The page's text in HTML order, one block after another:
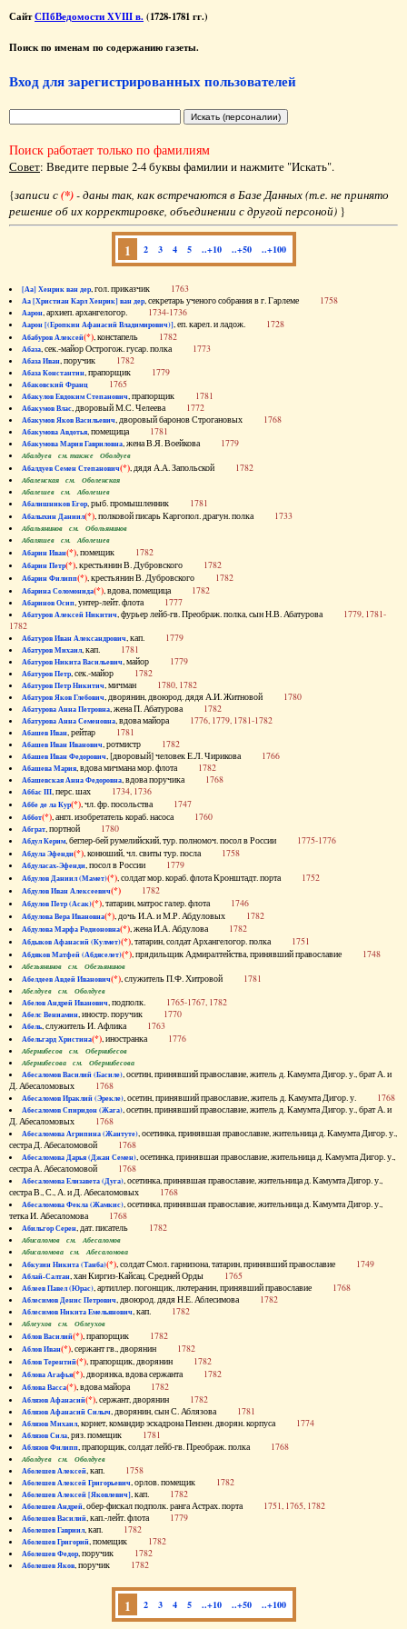
СайтСПбВедомости XVIII в. (1728-1781 гг.)
Поиск по именам по содержанию газеты.
Вход для зарегистрированных пользователей
Поиск работает только по фамилиям
Совет: Введите первые 2-4 буквы фамилии и нажмите "Искать".
{записи с(*)- даны так, как встречаются в Базе Данных (т.е. не принято
решение об их корректировке, объединении с другой персоной) }
1 2 3 4 5 ..+10 ..+50 ..+100
[Аа] Хенрик ван дер, гол. приказчик 1763
Аа [Христиан Карл Хенрик] ван дер, секретарь ученого собрания в г. Гарлеме 1758
Аарон, архиеп. архангелогор. 1734-1736
Аарон [(Еропкин Афанасий Владимирович)], еп. карел. и ладож. 1728
Абабуров Алексей(*), констапель 1782
Абаза, сек.-майор Острогож. гусар. полка 1773
Абаза Иван, поручик 1782
Абаза Константин, прапорщик 1779
Абаковский Франц 1765
Абакулов Евдоким Степанович, прапорщик 1781
Абакумов Влас, дворовый М.С. Челеева 1772
Абакумов Яков Васильевич, дворовый баронов Строгановых 1768
Абакумова Авдотья, помещица 1781
Абакумова Мария Гавриловна, жена В.Я. Воейкова 1779
Абалдуев см. также Оболдуев
Абалдуев Семен Степанович(*), дядя А.А. Запольской 1782
Абаленская см. Оболенская
Абалешев см. Аболешев
Абалишников Егор, рыб. промышленник 1781
Абалыхин Даниил(*), полковой писарь Каргопол. драгун. полка 1733
Абальянинов см. Обольянинов
Абаляшев см. Аболешев
Абарин Иван(*), помещик 1782
Абарин Петр(*), крестьянин В. Дубровского 1782
Абарин Филипп(*), крестьянин В. Дубровского 1782
Абарина Соломонида(*), вдова, помещица 1782
Абаринов Осип, унтер-лейт. флота 1777
Абатуров Алексей Никитич, фурьер лейб-гв. Преображ. полка, сын Н.В. Абатурова 1779, 1781-
1782
Абатуров Иван Александрович, кап. 1779
Абатуров Михаил, кап. 1781
Абатуров Никита Васильевич, майор 1779
Абатуров Петр, сек.-майор 1782
Абатуров Петр Никитич, мичман 1780, 1782
Абатуров Яков Глебович, дворянин, двоюрод. дядя А.И. Житновой 1780
Абатурова Анна Петровна, жена П. Абатурова 1782
Абатурова Анна Семеновна, вдова майора 1776, 1779, 1781-1782
Абашев Иван, рейтар 1781
Абашев Иван Иванович, ротмистр 1782
Абашев Иван Федорович, [дворовый] человек Е.Л. Чирикова 1766
Абашева Мария, вдова мичмана мор. флота 1782
Абашевская Анна Федоровна, вдова поручика 1768
Аббас III, перс. шах 1734, 1736
Аббе де ла Кур(*), чл. фр. посольства 1747
Аббот(*), англ. изобретатель кораб. насоса 1760
Абграт, портной 1780
Абдул Керим, беглер-бей румелийский, тур. полномоч. посол в России 1775-1776
Абдула Эфенди(*), конюший, чл. свиты тур. посла 1758
Абдуласах-Эфенди, посол в России 1779
Абдулов Даниил (Мамет)(*), солдат мор. кораб. флота Кронштадт. порта 1752
Абдулов Иван Алексеевич(*) 1782
Абдулов Петр (Асак)(*), татарин, матрос галер. флота 1746
Абдулова Вера Ивановна(*), дочь И.А. и М.Р. Абдуловых 1782
Абдулова Марфа Родионовна(*), жена И.А. Абдулова 1782
Абдыков Афанасий (Кулмет)(*), татарин, солдат Архангелогор. полка 1751
Абдяков Матфей (Абдяселет)(*), прядильщик Адмиралтейства, принявший православие 1748
Абезьянинов см. Обезьянинов
Абелдеев Авдей Иванович(*), служитель П.Ф. Хитровой 1781
Абелдуев см. Оболдуев
Абелов Андрей Иванович, подполк. 1765-1767, 1782
Абелс Вениамин, иностр. поручик 1770
Абель, служитель И. Афлика 1763
Абельгард Христина(*), иностранка 1776
Абернибесов см. Обернибесов
Абернибесова см. Обернибесова
Абесаломов Василий (Басиле), осетин, принявший православие, житель д. Камумта Дигор. у., брат А. и
Д. Абесаломовых 1768
Абесаломов Ираклий (Эрекле), осетин, принявший православие, житель д. Камумта Дигор. у. 1768
Абесаломов Спиридон (Жага), осетин, принявший православие, житель д. Камумта Дигор. у., брат А. и
Д. Абесаломовых 1768
Абесаломова Агрипина (Жантуте), осетинка, принявшая православие, жительница д. Камумта Дигор. у.,
сестра Д. Абесаломовой 1768
Абесаломова Дарья (Джан Семен), осетинка, принявшая православие, жительница д. Камумта Дигор. у.,
сестра А. Абесаломовой 1768
Абесаломова Елизавета (Дуга), осетинка, принявшая православие, жительница д. Камумта Дигор. у.,
сестра В., С., А. и Д. Абесаломовых 1768
Абесаломова Фекла (Жамкис), осетинка, принявшая православие, жительница д. Камумта Дигор. у.,
тетка И. Абесаломова 1768
Абильгор Серен, дат. писатель 1782
Абисаломов см. Абесаломов
Абисаломова см. Абесаломова
Абкузин Никита (Танба)(*), солдат Смол. гарнизона, татарин, принявший православие 1749
Аблай-Салтан, хан Киргиз-Кайсац. Средней Орды 1765
Аблеев Павел (Юрас), артиллер. погонщик, лютеранин, принявший православие 1768
Аблесимов Денис Петрович, двоюрод. дядя Н.Е. Аблесимова 1782
Аблесимов Никита Емельянович, кап. 1782
Аблеухов см. Облеухов
Аблов Василий(*), прапорщик 1782
Аблов Иван(*), сержант гв., дворянин 1782
Аблов Терентий(*), прапорщик, дворянин 1782
Аблова Агафья(*), дворянка, вдова сержанта 1782
Аблова Васса(*), вдова майора 1782
Аблязов Афанасий(*), сержант, дворянин 1782
Аблязов Афанасий Силыч, дворянин, сын С. Аблязова 1781
Аблязов Михаил, корнет, командир эскадрона Пензен. дворян. корпуса 1774
Аблязов Сила, ряз. помещик 1781
Аблязов Филипп, прапорщик, солдат лейб-гв. Преображ. полка 1768
Аболдуев см. Оболдуев
Аболешев Алексей, кап. 1758
Аболешев Алексей Григорьевич, орлов. помещик 1782
Аболешев Алексей [Яковлевич], кап. 1782
Аболешев Андрей, обер-фискал подполк. ранга Астрах. порта 1751, 1765, 1782
Аболешев Василий, кап.-лейт. флота 1779
Аболешев Гавриил, кап. 1782
Аболешев Григорий, помещик 1782
Аболешев Федор, поручик 1782
Аболешев Яков, поручик 1782
1 2 3 4 5 ..+10 ..+50 ..+100